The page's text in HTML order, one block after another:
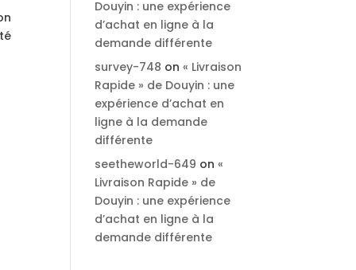
Douyin : une expérience
d’achat en ligne à la
demande différente
survey-748 on« Livraison
Rapide » de Douyin : une
expérience d’achat en
ligne à la demande
différente
seetheworld-649 on«
Livraison Rapide » de
Douyin : une expérience
d’achat en ligne à la
demande différente